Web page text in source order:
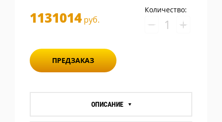
1131014 руб.
Количество:
− +
ПРЕДЗАКАЗ
ОПИСАНИЕ